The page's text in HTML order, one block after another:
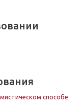
способе